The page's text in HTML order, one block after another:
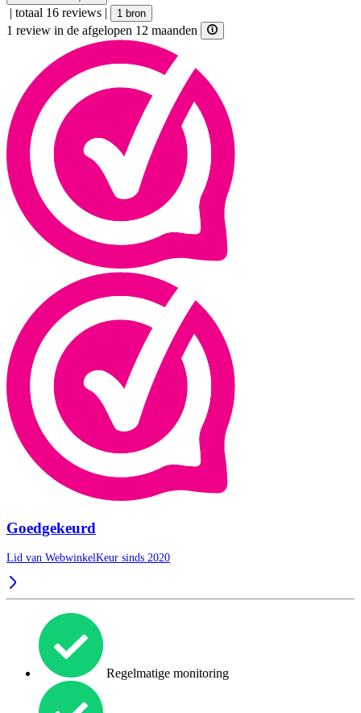
| totaal 16 reviews | 1 bron
1 review in de afgelopen 12 maanden
Goedgekeurd
Lid van WebwinkelKeur sinds 2020
Regelmatige monitoring